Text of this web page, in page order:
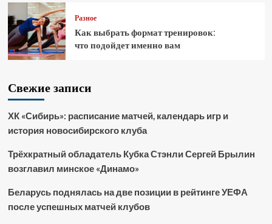
Разное
Как выбрать формат тренировок:
что подойдет именно вам
Свежие записи
ХК «Сибирь»: расписание матчей, календарь игр и
история новосибирского клуба
Трёхкратный обладатель Кубка Стэнли Сергей Брылин
возглавил минское «Динамо»
Беларусь поднялась на две позиции в рейтинге УЕФА
после успешных матчей клубов